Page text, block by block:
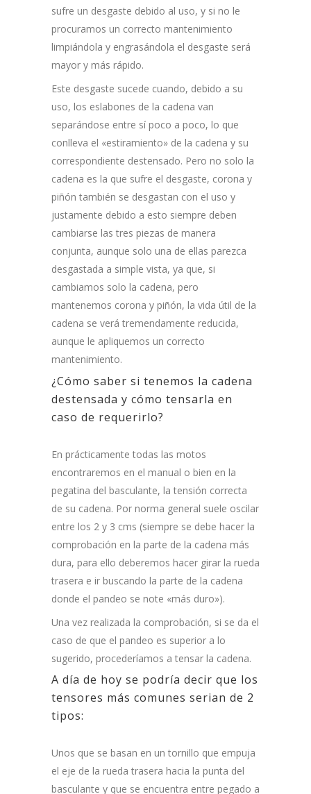
sufre un desgaste debido al uso, y si no le
procuramos un correcto mantenimiento
limpiándola y engrasándola el desgaste será
mayor y más rápido.
Este desgaste sucede cuando, debido a su
uso, los eslabones de la cadena van
separándose entre sí poco a poco, lo que
conlleva el «estiramiento» de la cadena y su
correspondiente destensado. Pero no solo la
cadena es la que sufre el desgaste, corona y
piñón también se desgastan con el uso y
justamente debido a esto siempre deben
cambiarse las tres piezas de manera
conjunta, aunque solo una de ellas parezca
desgastada a simple vista, ya que, si
cambiamos solo la cadena, pero
mantenemos corona y piñón, la vida útil de la
cadena se verá tremendamente reducida,
aunque le apliquemos un correcto
mantenimiento.
¿Cómo saber si tenemos la cadena
destensada y cómo tensarla en
caso de requerirlo?
En prácticamente todas las motos
encontraremos en el manual o bien en la
pegatina del basculante, la tensión correcta
de su cadena. Por norma general suele oscilar
entre los 2 y 3 cms (siempre se debe hacer la
comprobación en la parte de la cadena más
dura, para ello deberemos hacer girar la rueda
trasera e ir buscando la parte de la cadena
donde el pandeo se note «más duro»).
Una vez realizada la comprobación, si se da el
caso de que el pandeo es superior a lo
sugerido, procederíamos a tensar la cadena.
A día de hoy se podría decir que los
tensores más comunes serian de 2
tipos:
Unos que se basan en un tornillo que empuja
el eje de la rueda trasera hacia la punta del
basculante y que se encuentra entre pegado a